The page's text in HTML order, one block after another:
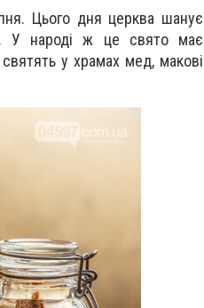
Цього дня церква шанує
У народі ж це свято має
у храмах мед, макові